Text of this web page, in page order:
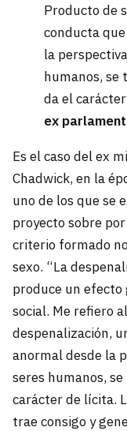
Producto de
conducta
la
humanos, se
da el
ex
Es el caso del ex
Chadwick, en la
uno de los que se
proyecto sobre
criterio formado
sexo. “La
produce un efecto
social. Me refiero
despenalización,
anormal desde la
seres humanos,
carácter de lícita.
trae consigo y